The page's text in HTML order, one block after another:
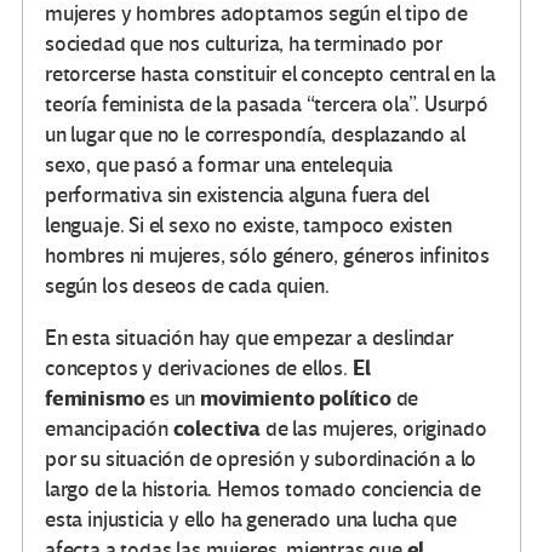
mujeres y hombres adoptamos según el tipo de
sociedad que nos culturiza, ha terminado por
retorcerse hasta constituir el concepto central en la
teoría feminista de la pasada “tercera ola”. Usurpó
un lugar que no le correspondía, desplazando al
sexo, que pasó a formar una entelequia
performativa sin existencia alguna fuera del
lenguaje. Si el sexo no existe, tampoco existen
hombres ni mujeres, sólo género, géneros infinitos
según los deseos de cada quien.
En esta situación hay que empezar a deslindar
conceptos y derivaciones de ellos. El
feminismoes un movimiento políticode
emancipacióncolectivade las mujeres, originado
por su situación de opresión y subordinación a lo
largo de la historia. Hemos tomado conciencia de
esta injusticia y ello ha generado una lucha que